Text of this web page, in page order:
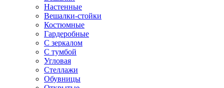
Настенные
Вешалки-стойки
Костюмные
Гардеробные
С зеркалом
С тумбой
Угловая
Стеллажи
Обувницы